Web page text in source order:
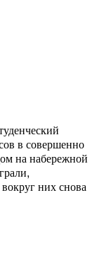
в совершенно
на набережной
них снова